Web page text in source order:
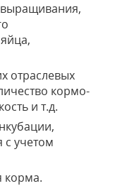
отраслевых
кормо-
и т.д.
учетом
корма.